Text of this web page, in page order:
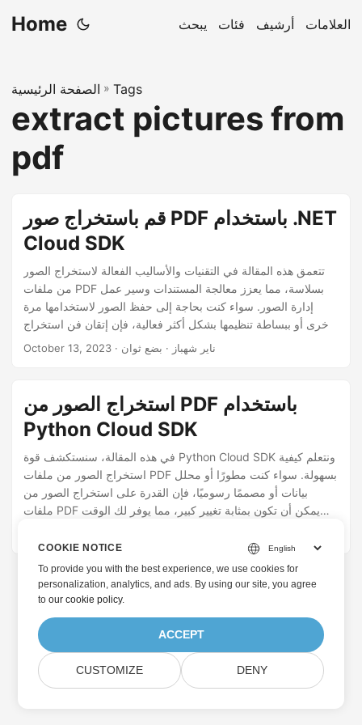
Home يبحث فئات أرشيف العلامات
الصفحة الرئيسية » Tags
extract pictures from
pdf
قم باستخراج صور PDF باستخدام .NET
Cloud SDK
تتعمق هذه المقالة في التقنيات والأساليب الفعالة لاستخراج الصور
من ملفات PDF بسلاسة، مما يعزز معالجة المستندات وسير عمل
إدارة الصور. سواء كنت بحاجة إلى حفظ الصور لاستخدامها مرة
أخرى أو ببساطة تنظيمها بشكل أكثر فعالية، فإن إتقان فن استخراج
October 13, 2023 · ناير شهباز · بضع ثوان
استخراج الصور من PDF باستخدام
Python Cloud SDK
في هذه المقالة، سنستكشف قوة Python Cloud SDK ونتعلم كيفية
استخراج الصور من ملفات PDF بسهولة. سواء كنت مطورًا أو محلل
بيانات أو مصممًا رسوميًا، فإن القدرة على استخراج الصور من
ملفات PDF يمكن أن تكون بمثابة تغيير كبير، مما يوفر لك الوقت
COOKIE NOTICE
To provide you with the best experience, we use cookies for
personalization, analytics, and ads. By using our site, you agree
toour cookie policy.
ACCEPT
CUSTOMIZE DENY